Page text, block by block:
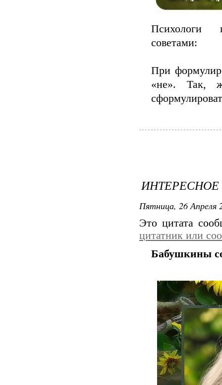
Психологи
советами:
При
«не». Так,
ИНТЕРЕСНОЕ
Пятница, 26 Апреля
Это цитата
цитатник или
Бабушкины